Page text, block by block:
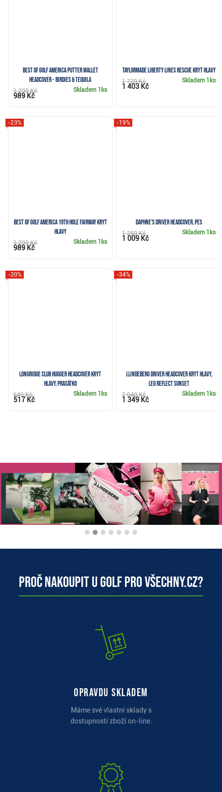
Best of Golf America putter mallet
headcover - Birdies & Tequila
Skladem 1ks
1 290 Kč
989 Kč
TaylorMade Liberty Lines Rescue kryt hlavy
Skladem 1ks
1 729 Kč
1 403 Kč
Best of Golf America 19th Hole fairway kryt
hlavy
-23%
Skladem 1ks
1 290 Kč
989 Kč
Daphne's driver headcover, pes
-19%
Skladem 1ks
1 250 Kč
1 009 Kč
Longridge Club Hugger Headcover kryt
hlavy, prasátko
-20%
Skladem 1ks
649 Kč
517 Kč
J.Lindeberg Driver Headcover kryt hlavy,
leo reflect sunset
-34%
Skladem 1ks
2 040 Kč
1 349 Kč
Proč nakoupit u Golf pro všechny.cz?
opravdu skladem
Máme své vlastní sklady s
dostupností zboží on-line.